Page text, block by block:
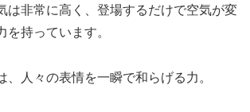
は非常に高く、登場するだけで空気が変
を持っています。
、人々の表情を一瞬で和らげる力。